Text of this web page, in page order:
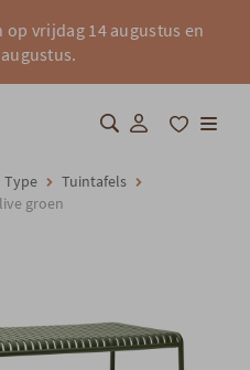
vrijdag 14 augustus en
Type
Tuintafels
groen